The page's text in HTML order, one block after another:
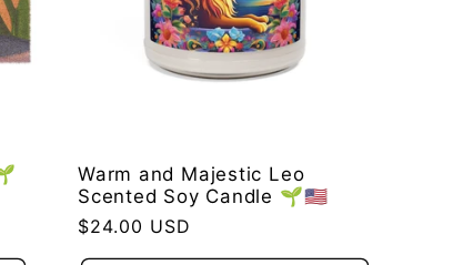
Warm and Majestic Leo
Scented Soy Candle 🌱🇺🇸
常
规
$24.00 USD